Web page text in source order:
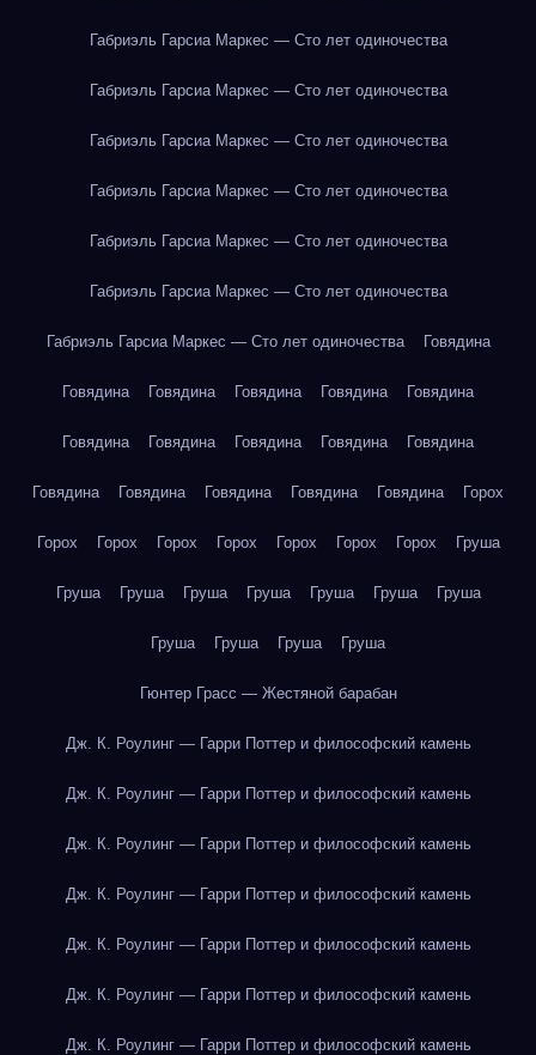
Габриэль Гарсиа Маркес — Сто лет одиночества
Габриэль Гарсиа Маркес — Сто лет одиночества
Габриэль Гарсиа Маркес — Сто лет одиночества
Габриэль Гарсиа Маркес — Сто лет одиночества
Габриэль Гарсиа Маркес — Сто лет одиночества
Габриэль Гарсиа Маркес — Сто лет одиночества
Габриэль Гарсиа Маркес — Сто лет одиночества Говядина
Говядина Говядина Говядина Говядина Говядина
Говядина Говядина Говядина Говядина Говядина
Говядина Говядина Говядина Говядина Говядина Горох
Горох Горох Горох Горох Горох Горох Горох Груша
Груша Груша Груша Груша Груша Груша Груша
Груша Груша Груша Груша
Гюнтер Грасс — Жестяной барабан
Дж. К. Роулинг — Гарри Поттер и философский камень
Дж. К. Роулинг — Гарри Поттер и философский камень
Дж. К. Роулинг — Гарри Поттер и философский камень
Дж. К. Роулинг — Гарри Поттер и философский камень
Дж. К. Роулинг — Гарри Поттер и философский камень
Дж. К. Роулинг — Гарри Поттер и философский камень
Дж. К. Роулинг — Гарри Поттер и философский камень